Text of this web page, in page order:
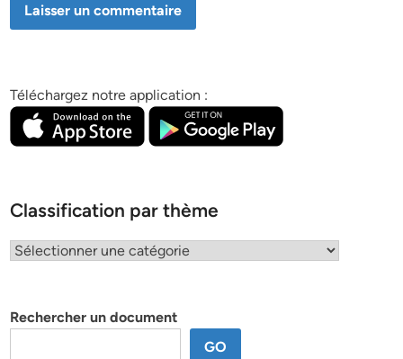
Téléchargez notre application :
Classification par thème
Classification
Rechercher un document
GO